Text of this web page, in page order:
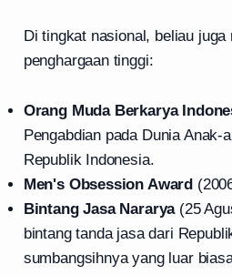
Di tingkat nasional, beliau juga
penghargaan tinggi:
Orang Muda Berkarya
Pengabdian pada Dunia Anak-
Republik Indonesia.
Men's Obsession Award
Bintang Jasa Nararya(25
bintang tanda jasa dari
sumbangsihnya yang luar